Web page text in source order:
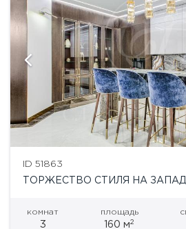
ID 51863
ТОРЖЕСТВО СТИЛЯ НА
комнат
3
площадь
160 м2